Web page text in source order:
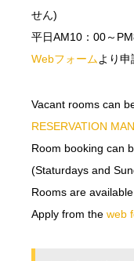
せん)
平日AM10：00～
Webフォームより申
Vacant rooms can
RESERVATION
Room booking can
(Staturdays and
Rooms are
Apply from the web